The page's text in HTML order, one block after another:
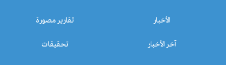
الأخبار
آخر الأخبار
تقارير مصورة
تحقيقات